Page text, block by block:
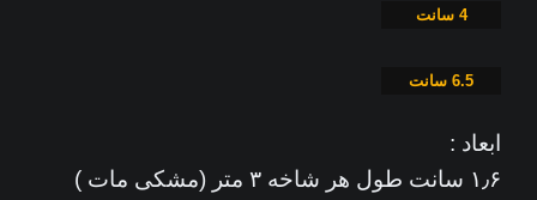
4 سانت
6.5 سانت
ابعاد :
۱٫۶ سانت طول هر شاخه ۳ متر (مشکی مات )